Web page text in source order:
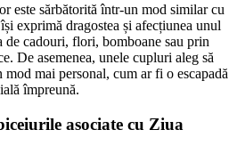
este sărbătorită într-un mod similar cu
exprimă dragostea și afecțiunea unul
de cadouri, flori, bomboane sau prin
De asemenea, unele cupluri aleg să
mod mai personal, cum ar fi o escapadă
împreună.
asociate cu Ziua